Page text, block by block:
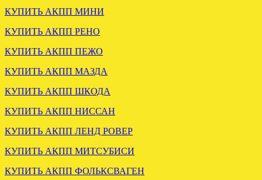
Galant 2.0 td F5M311VPMF
КУПИТЬ АКПП МИНИ
КУПИТЬ АКПП РЕНО
КУПИТЬ АКПП ПЕЖО
КУПИТЬ АКПП МАЗДА
КУПИТЬ АКПП ШКОДА
КУПИТЬ АКПП НИССАН
КУПИТЬ АКПП ЛЕНД РОВЕР
КУПИТЬ АКПП МИТСУБИСИ
КУПИТЬ АКПП ФОЛЬКСВАГЕН